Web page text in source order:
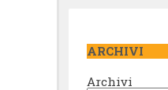
ARCHIVI
Archivi